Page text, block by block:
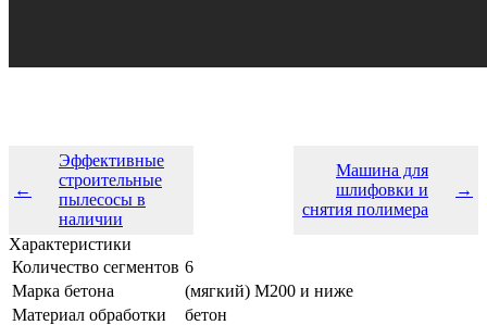
←
Эффективные
строительные
пылесосы в
наличии
Машина для
шлифовки и
снятия полимера
→
Характеристики
Количество сегментов 6
Марка бетона
(мягкий) М200 и ниже
Материал обработки
бетон